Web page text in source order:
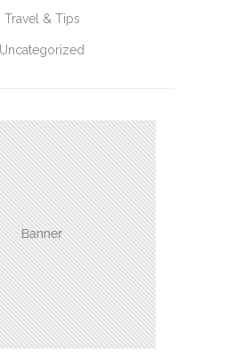
Travel & Tips
Uncategorized